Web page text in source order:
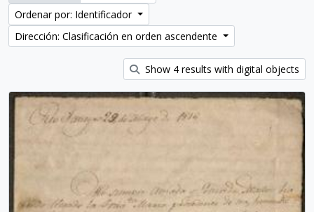
Ordenar por: Identificador
Dirección: Clasificación en orden ascendente
Show 4 results with digital objects